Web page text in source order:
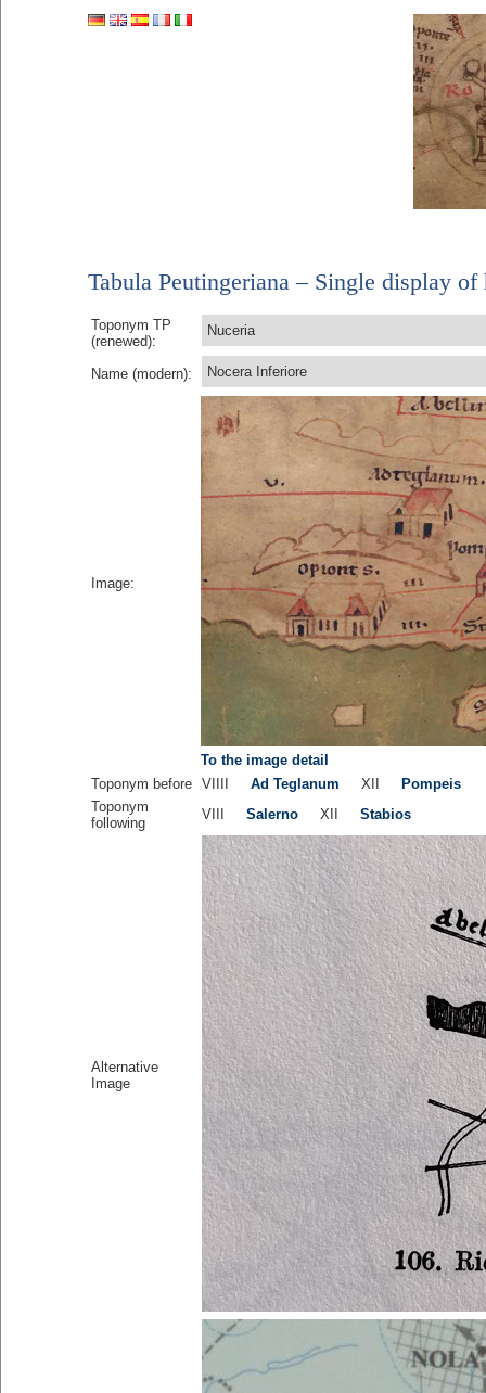
Tabula Peutingeriana – Single display of
Toponym TP
(renewed):
Nuceria
Name (modern): Nocera Inferiore
Image:
To the image detail
Toponym before VIIII Ad Teglanum XII
Pompeis
Toponym
following
VIII Salerno XII Stabios
Alternative
Image